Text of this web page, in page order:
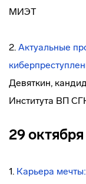
МИЭТ
2. Актуальные
Девяткин,
Института ВП
29
1. Карьера